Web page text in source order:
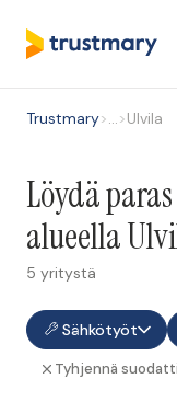
Trustmary>…>Ulvila
Löydä
alueella
5 yritystä
Sähkötyöt
Tyhjennä